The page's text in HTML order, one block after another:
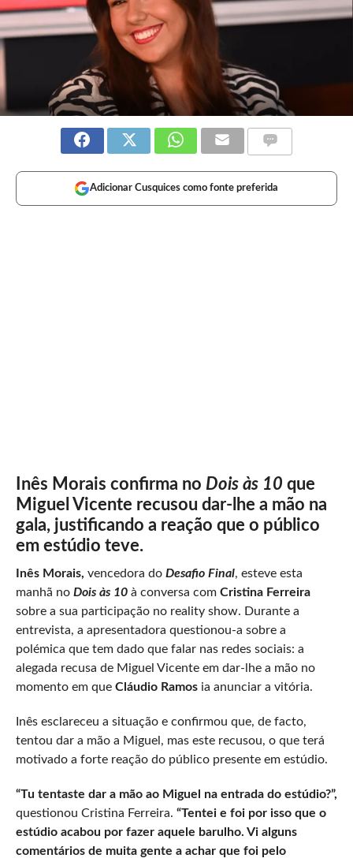
Adicionar Cusquices como fonte preferida
Inês Morais confirma no Dois às 10 que
Miguel Vicente recusou dar-lhe a mão na
gala, justificando a reação que o público
em estúdio teve.
Inês Morais, vencedora do Desafio Final, esteve esta
manhã no Dois às 10 à conversa com Cristina Ferreira
sobre a sua participação no reality show. Durante a
entrevista, a apresentadora questionou-a sobre a
polémica que tem dado que falar nas redes sociais: a
alegada recusa de Miguel Vicente em dar-lhe a mão no
momento em que Cláudio Ramos ia anunciar a vitória.
Inês esclareceu a situação e confirmou que, de facto,
tentou dar a mão a Miguel, mas este recusou, o que terá
motivado a forte reação do público presente em estúdio.
“Tu tentaste dar a mão ao Miguel na entrada do estúdio?”,
questionou Cristina Ferreira. “Tentei e foi por isso que o
estúdio acabou por fazer aquele barulho. Vi alguns
comentários de muita gente a achar que foi pelo